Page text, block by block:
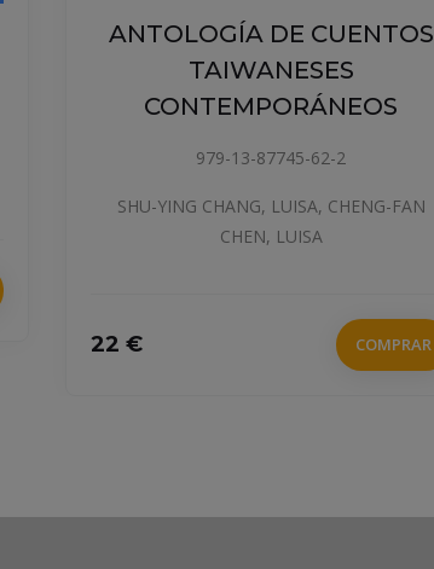
ANTOLOGÍA DE CUENTOS
TAIWANESES
CONTEMPORÁNEOS
979-13-87745-62-2
SHU-YING CHANG, LUISA, CHENG-FAN
CHEN, LUISA
22 € COMPRAR